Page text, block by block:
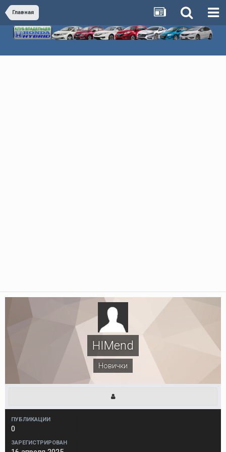
Главная
HIMend
Новички
ПУБЛИКАЦИИ
0
ЗАРЕГИСТРИРОВАН